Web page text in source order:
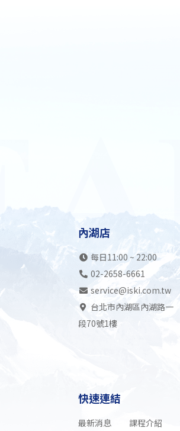
內湖店
每日11:00 ~ 22:00
02-2658-6661
service@iski.com.tw
台北市內湖區內湖路一
段70號1樓
快速連結
最新消息 課程介紹